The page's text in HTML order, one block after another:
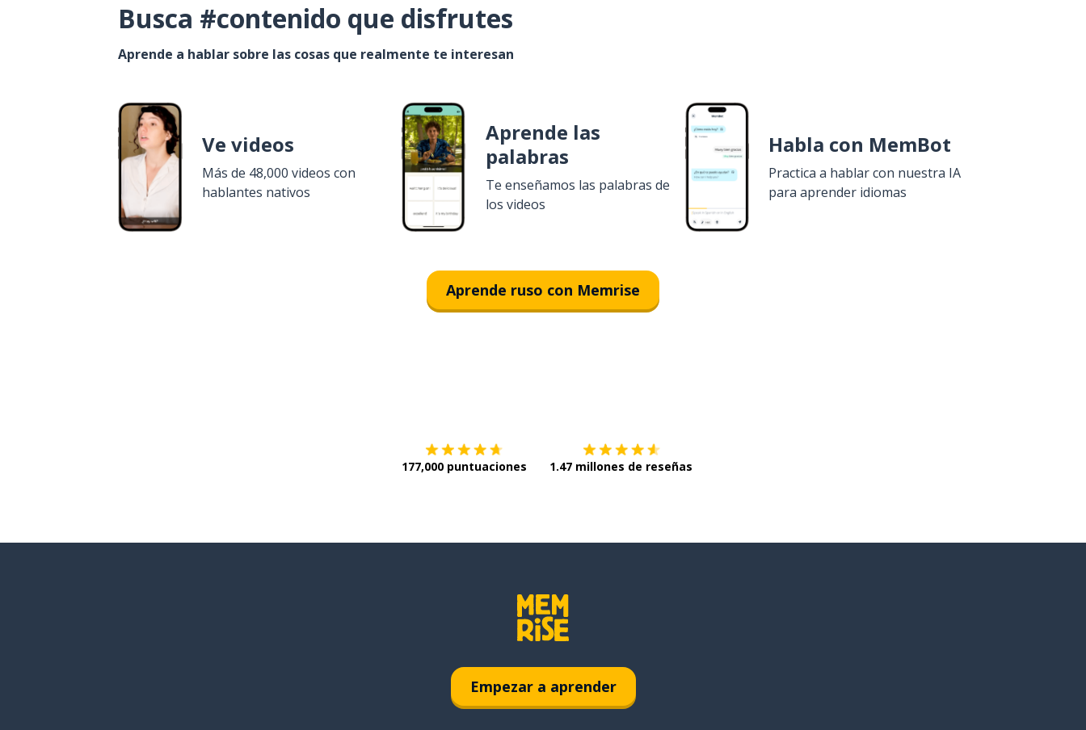
Busca #contenido que disfrutes
Aprende a hablar sobre las cosas que realmente te interesan
Ve videos
Más de 48,000 videos con
hablantes nativos
Aprende las
palabras
Te enseñamos las palabras de
los videos
Habla con MemBot
Practica a hablar con nuestra IA
para aprender idiomas
Aprende ruso con Memrise
177,000 puntuaciones 1.47 millones de reseñas
Empezar a aprender